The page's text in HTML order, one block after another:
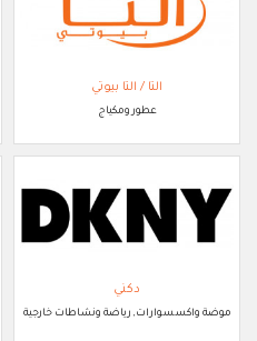
التا / التا بيوتي
عطور ومكياج
دكني
موضة واكسسوارات, رياضة ونشاطات خارجية